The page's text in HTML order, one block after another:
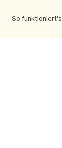
So funktioniert's